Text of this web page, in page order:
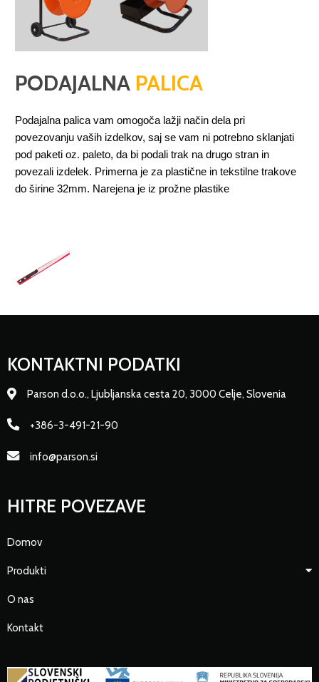
PODAJALNA PALICA
Podajalna palica vam omogoča lažji način dela pri
povezovanju vaših izdelkov, saj se vam ni potrebno sklanjati
pod paketi oz. paleto, da bi podali trak na drugo stran in
povezali izdelek. Primerna je za plastične in tekstilne trakove
do širine 32mm. Narejena je iz prožne plastike
KONTAKTNI PODATKI
Parson d.o.o., Ljubljanska cesta 20, 3000 Celje, Slovenia
+386-3-491-21-90
info@parson.si
HITRE POVEZAVE
Domov
Produkti
O nas
Kontakt